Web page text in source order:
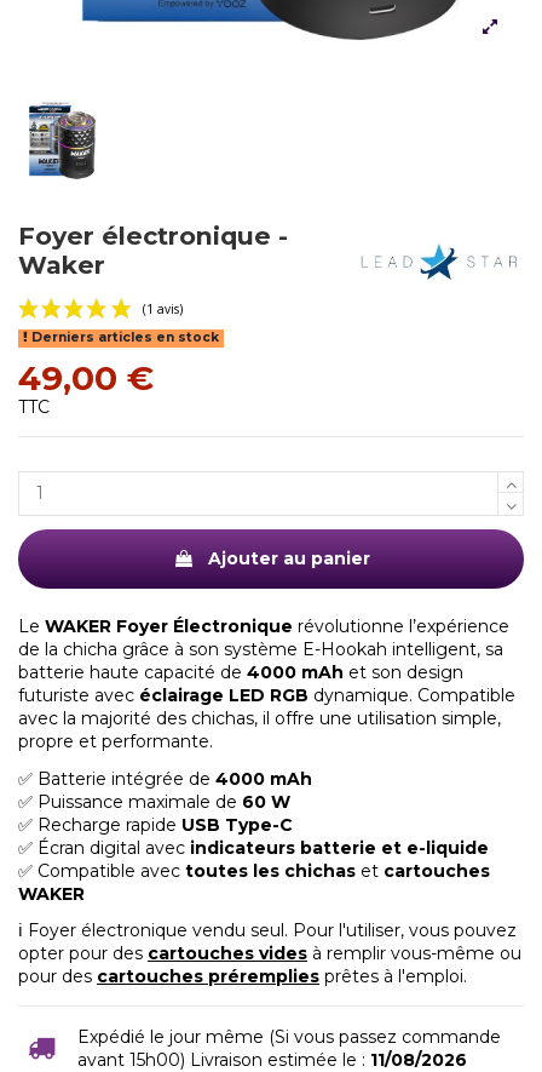
Foyer électronique -
Waker
Derniers articles en stock
49,00 €
TTC
Ajouter au panier
Le WAKER Foyer Électronique révolutionne l’expérience
de la chicha grâce à son système E-Hookah intelligent, sa
batterie haute capacité de 4000 mAh et son design
futuriste avec éclairage LED RGB dynamique. Compatible
avec la majorité des chichas, il offre une utilisation simple,
propre et performante.
✅ Batterie intégrée de 4000 mAh
✅ Puissance maximale de 60 W
✅ Recharge rapide USB Type-C
✅ Écran digital avec indicateurs batterie et e-liquide
✅ Compatible avec toutes les chichas et cartouches
WAKER
ℹ️ Foyer électronique vendu seul. Pour l'utiliser, vous pouvez
opter pour des cartouches vides à remplir vous-même ou
pour des cartouches préremplies prêtes à l'emploi.
Expédié le jour même (Si vous passez commande
avant 15h00) Livraison estimée le : 11/08/2026